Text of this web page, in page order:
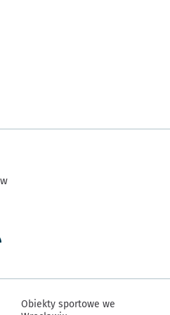
Obiekty sportowe we